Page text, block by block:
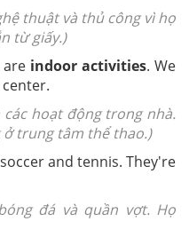
thuật và thủ công vì họ
từ giấy.)
are indoor activities. We
các hoạt động trong nhà.
trung tâm thể thao.)
and tennis. They're
đá và quần vợt. Họ